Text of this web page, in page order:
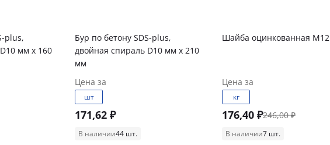
plus,
мм x 160
Бур по бетону SDS-plus,
двойная спираль D10 мм x 210
мм
Цена за
шт
171,62 ₽
В наличии44 шт.
Шайба оцинкованная М12
Цена за
кг
176,40 ₽246,00 ₽
В наличии7 шт.